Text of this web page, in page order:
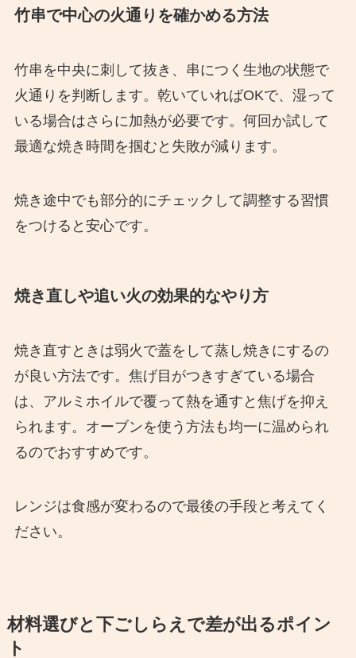
竹串で中心の火通りを確かめる方法
竹串を中央に刺して抜き、串につく生地の状態で
火通りを判断します。乾いていればOKで、湿って
いる場合はさらに加熱が必要です。何回か試して
最適な焼き時間を掴むと失敗が減ります。
焼き途中でも部分的にチェックして調整する習慣
をつけると安心です。
焼き直しや追い火の効果的なやり方
焼き直すときは弱火で蓋をして蒸し焼きにするの
が良い方法です。焦げ目がつきすぎている場合
は、アルミホイルで覆って熱を通すと焦げを抑え
られます。オーブンを使う方法も均一に温められ
るのでおすすめです。
レンジは食感が変わるので最後の手段と考えてく
ださい。
材料選びと下ごしらえで差が出るポイン
ト